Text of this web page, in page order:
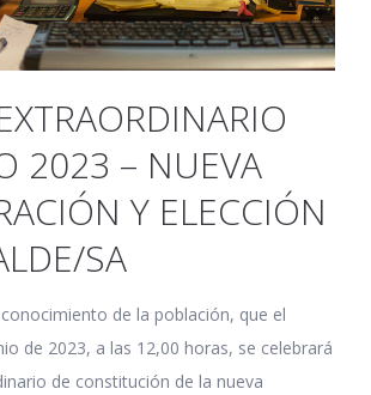
2023 – NUEVA
Y ELECCIÓN
SA
de la población, que el
de 2023, a las 12,00 horas, se celebrará
de constitución de la nueva